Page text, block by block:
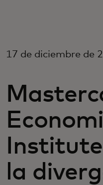
Para empresas
Para el mundo
Para
Noticias y
17 de diciembre de
la